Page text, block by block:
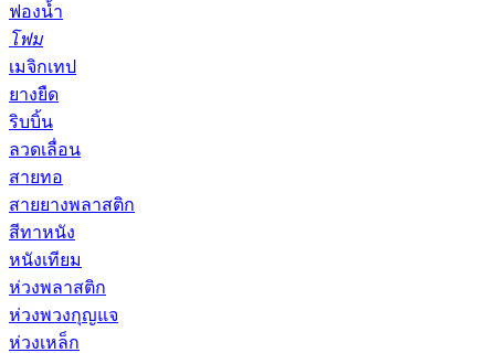
ฟองน้ำ
โฟม
เมจิกเทป
ยางยืด
ริบบิ้น
ลวดเลื่อน
สายทอ
สายยางพลาสติก
สีทาหนัง
หนังเทียม
ห่วงพลาสติก
ห่วงพวงกุญแจ
ห่วงเหล็ก